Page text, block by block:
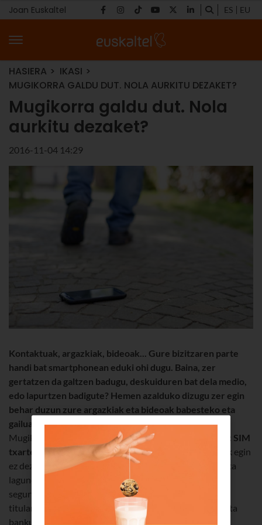
Joan Euskaltel ES EU
HASIERA
IKASI
MUGIKORRA GALDU DUT. NOLA AURKITU DEZAKET?
Mugikorra galdu dut. Nola
aurkitu dezaket?
2016-11-04 14:29
Kontaktuak, argazkiak, bideoak... Gure bizitzaren parte
handi bat smartphonean eduki ohi dugu. Baina, zer
gertatzen da galtzen badugu, deskuiduren bat dela medio,
edo lapurtzen badigute? Hemen azalduko dizugu zer egin
behar duzun zure argazkiak eta bideoak babesteko eta
gailua berreskuratzeko.
Mugikorra galdu baduzu, hau egin behar duzu lehenbizi: SIM
txartela blokeatu
, inork erabil eta zure kontura gasturik egin
ez dezan. Ipini gurekin harremanetan,
ra deituta, eta
lagunduko dizugu. Zure mugikorra babesteko eta haren
segurtasuna bermatzeko, hau behar dugu: fakturaren
titularraren datuak (izen-abizenak eta NAN zenbakia) eta
banku-kontuko zenbakiaren azken 10 digituak. Txartela